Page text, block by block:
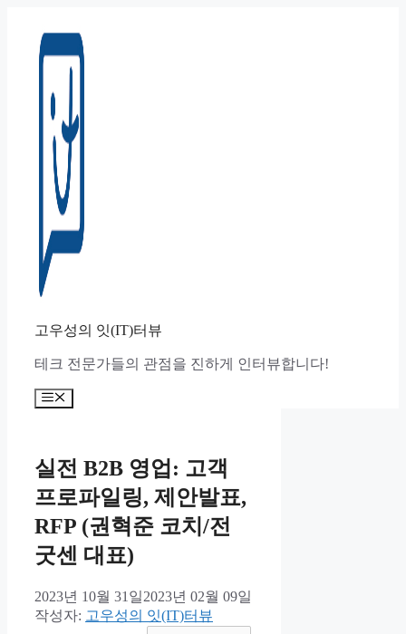
고우성의 잇(IT)터뷰
테크 전문가들의 관점을 진하게 인터뷰합니다!
메
실전 B2B 영업: 고객
프로파일링, 제안발표,
RFP (권혁준 코치/전
굿센 대표)
2023년 10월 31일2023년 02월 09일
작성자: 고우성의 잇(IT)터뷰